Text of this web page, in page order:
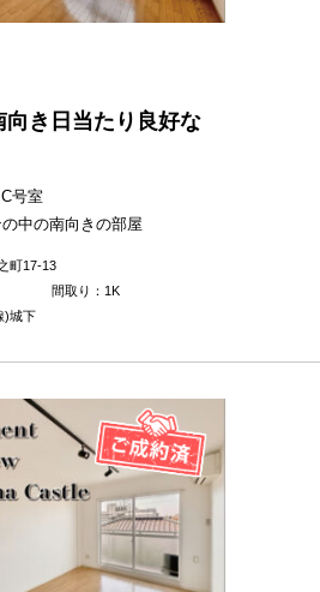
向き日当たり良好な
号室
中の南向きの部屋
町17-13
間取り：1K
)城下